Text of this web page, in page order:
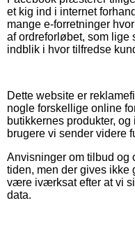
et kig ind i internet
mange e-forretninger
af ordreforløbet, som lige
indblik i hvor tilfredse
Dette website er
nogle forskellige online
butikkernes produkter,
brugere vi sender videre
Anvisninger om tilbud og
tiden, men der gives ikke
være iværksat efter at vi
data.